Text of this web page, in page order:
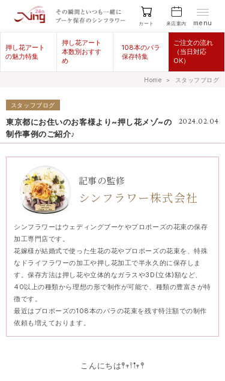
カート 来店案内 menu
押し花アート
の魅力特集
押し花アート
本数別おすす
め
108本のバラ
保存特集
ご注文の流れ
（当日対応
OK）
Home ＞ スタッフブログ
スタッフブログ
2024.02.04
東京都にお住いのお客様より~押し花メゾ~の
制作事例のご紹介♪
記事の監修
シンフラワー株式会社
シンフラワーはウェディングブーケやプロポーズの花束の保存
加工専門店です。
花嫁様が結婚式で使った生花の花やプロポーズの花束を、特殊
なドライフラワーの加工や押し花加工で半永久的に保存しま
す。保存方法は押し花や立体的なガラスや3D(立体)額など、
40以上の種類から理想の形で制作が可能で、種類の豊富さが特
徴です。
最近はプロポーズの108本のバラの花束を残す特注額での制作
依頼も増えております。
こんにちは𖤣𖥧𖥣𖡡𖥧𖤣